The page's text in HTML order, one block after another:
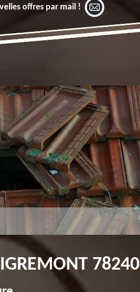
offres par mail !
78240